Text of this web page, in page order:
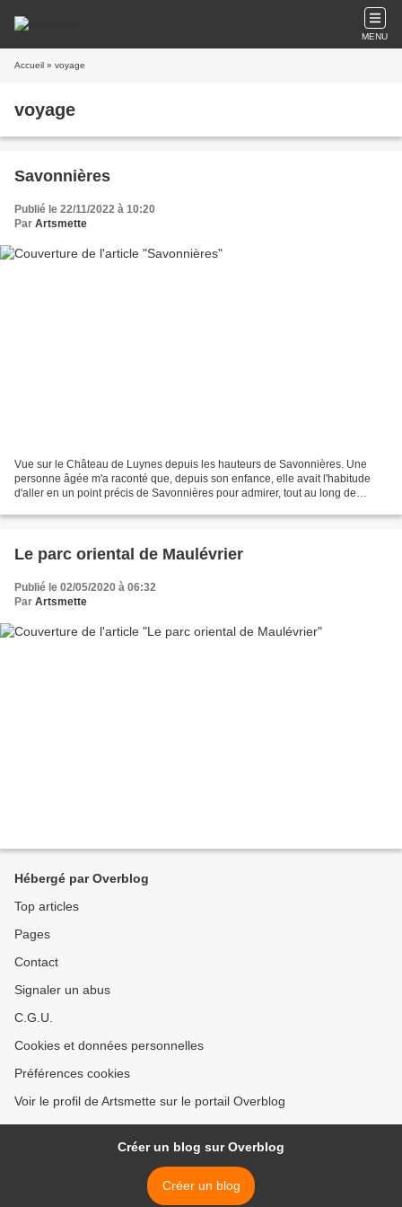
MENU
Accueil » voyage
voyage
Savonnières
Publié le 22/11/2022 à 10:20
Par Artsmette
Vue sur le Château de Luynes depuis les hauteurs de Savonnières. Une
personne âgée m'a raconté que, depuis son enfance, elle avait l'habitude
d'aller en un point précis de Savonnières pour admirer, tout au long de
Le parc oriental de Maulévrier
Publié le 02/05/2020 à 06:32
Par Artsmette
Hébergé par Overblog
Top articles
Pages
Contact
Signaler un abus
C.G.U.
Cookies et données personnelles
Préférences cookies
Voir le profil de Artsmette sur le portail Overblog
Créer un blog sur Overblog
Créer un blog